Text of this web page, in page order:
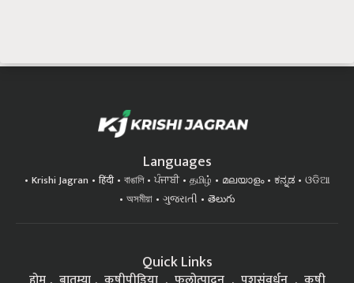
Languages
Krishi Jagran हिंदी বাঙালি ਪੰਜਾਬੀ தமிழ் മലയാളം ಕನ್ನಡ
ଓଡିଆ
অসমীয়া
ગુજરાતી తెలుగు
Quick Links